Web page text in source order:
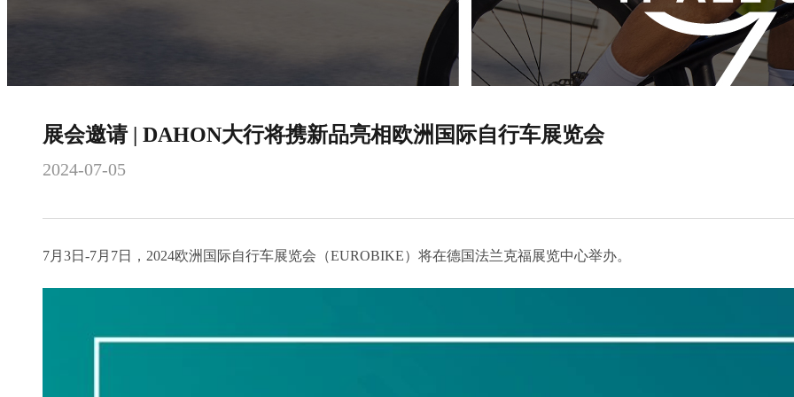
展会邀请 | DAHON大行将携新品亮相欧洲国际自行车展览会
2024-07-05
7月3日-7月7日，2024欧洲国际自行车展览会（EUROBIKE）将在德国法兰克福展览中心举办。